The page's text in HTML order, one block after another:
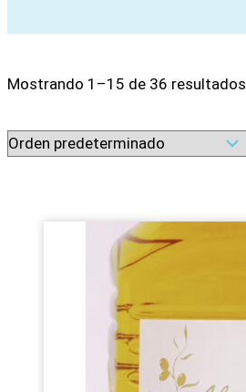
Mostrando 1–15 de 36 resultados